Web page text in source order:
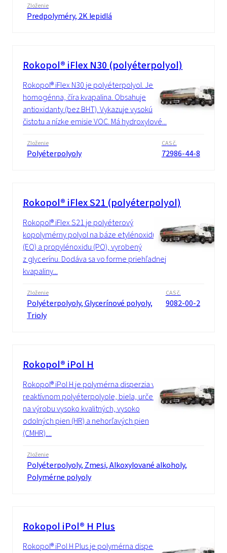
Zloženie
Predpolyméry, 2K lepidlá
Rokopol® iFlex N30 (polyéterpolyol)
Rokopol® iFlex N30 je polyéterpolyol. Je to
homogénna, číra kvapalina. Obsahuje
antioxidanty (bez BHT). Vykazuje vysokú
čistotu a nízke emisie VOC. Má hydroxylové...
Zloženie
Polyéterpolyoly
CAS č.
72986-44-8
Rokopol® iFlex S21 (polyéterpolyol)
Rokopol® iFlex S21 je polyéterový
kopolymérny polyol na báze etylénoxidu
(EO) a propylénoxidu (PO), vyrobený
z glycerínu. Dodáva sa vo forme priehľadnej
kvapaliny...
Zloženie
Polyéterpolyoly, Glycerínové polyoly,
Trioly
CAS č.
9082-00-2
Rokopol® iPol H
Rokopol® iPol H je polymérna disperzia v
reaktívnom polyéterpolyole, biela, určená
na výrobu vysoko kvalitných, vysoko
odolných pien (HR) a nehorľavých pien
(CMHR)....
Zloženie
Polyéterpolyoly, Zmesi, Alkoxylované alkoholy,
Polymérne polyoly
Rokopol iPol® H Plus
Rokopol® iPol H Plus je polymérna disperzia